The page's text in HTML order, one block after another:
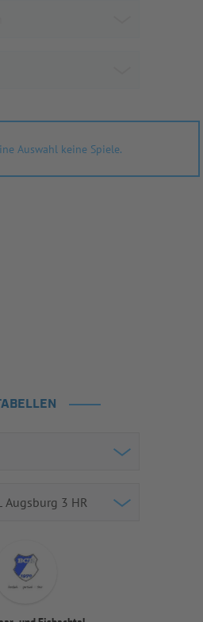
Auswahl keine Spiele.